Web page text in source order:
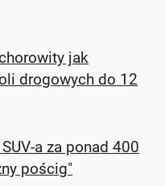
jak
drogowych do 12
a za ponad 400
pościg"